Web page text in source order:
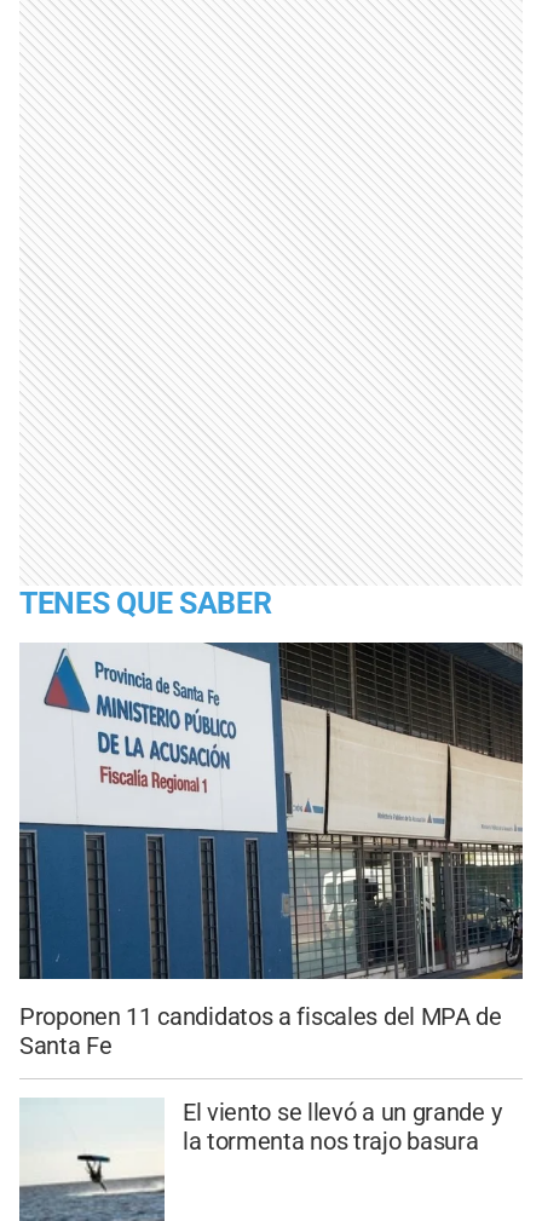
TENES QUE SABER
Proponen 11 candidatos a fiscales del MPA de
Santa Fe
El viento se llevó a un grande y
la tormenta nos trajo basura